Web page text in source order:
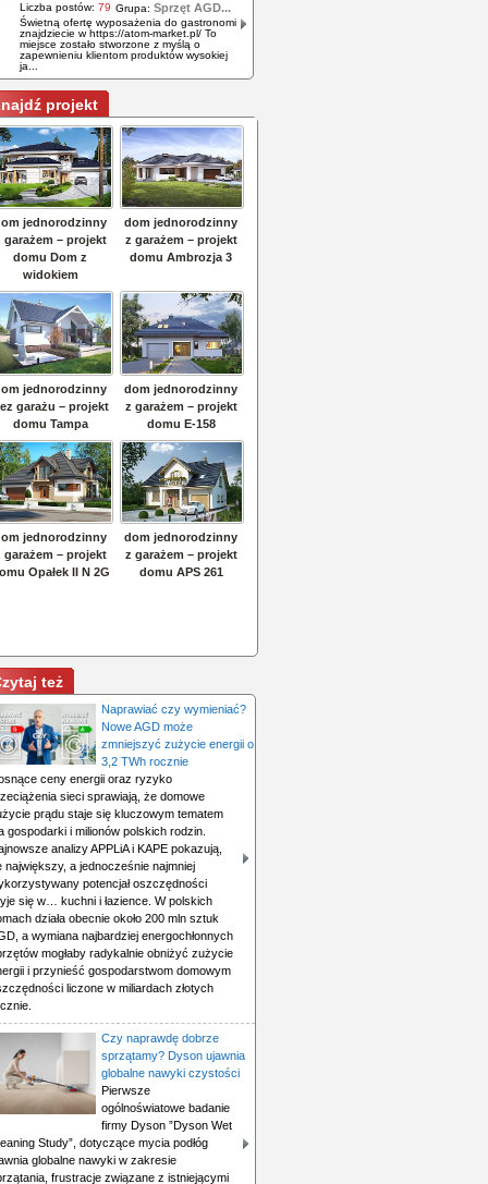
Liczba postów: 79 Grupa: Sprzęt AGD...
Świetną ofertę wyposażenia do gastronomi
znajdziecie w https://atom-market.pl/ To
miejsce zostało stworzone z myślą o
zapewnieniu klientom produktów wysokiej
ja...
projekt
też
Naprawiać czy wymieniać?
Nowe AGD może
zmniejszyć zużycie energii o
3,2 TWh rocznie
ceny energii oraz ryzyko
sieci sprawiają, że domowe
prądu staje się kluczowym tematem
gospodarki i milionów polskich rodzin.
analizy APPLiA i KAPE pokazują,
największy, a jednocześnie najmniej
potencjał oszczędności
się w… kuchni i łazience. W polskich
działa obecnie około 200 mln sztuk
a wymiana najbardziej energochłonnych
mogłaby radykalnie obniżyć zużycie
i przynieść gospodarstwom domowym
liczone w miliardach złotych
Czy naprawdę dobrze
sprzątamy? Dyson ujawnia
globalne nawyki czystości
Pierwsze
ogólnoświatowe badanie
firmy Dyson ”Dyson Wet
Study”, dotyczące mycia podłóg
globalne nawyki w zakresie
frustracje związane z istniejącymi